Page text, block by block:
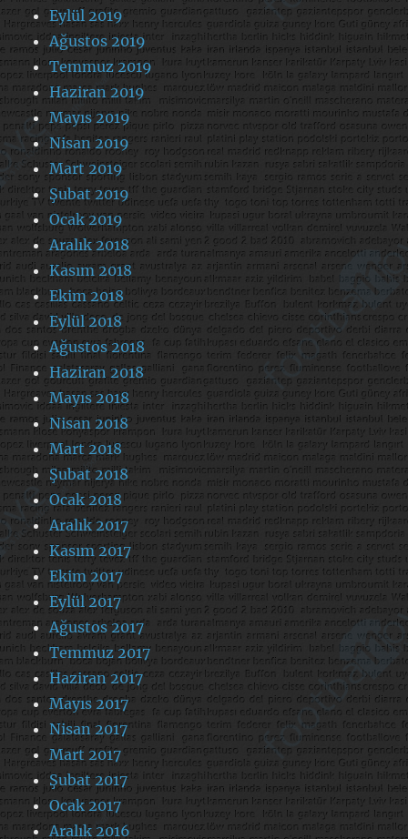
Eylül 2019
Ağustos 2019
Temmuz 2019
Haziran 2019
Mayıs 2019
Nisan 2019
Mart 2019
Şubat 2019
Ocak 2019
Aralık 2018
Kasım 2018
Ekim 2018
Eylül 2018
Ağustos 2018
Haziran 2018
Mayıs 2018
Nisan 2018
Mart 2018
Şubat 2018
Ocak 2018
Aralık 2017
Kasım 2017
Ekim 2017
Eylül 2017
Ağustos 2017
Temmuz 2017
Haziran 2017
Mayıs 2017
Nisan 2017
Mart 2017
Şubat 2017
Ocak 2017
Aralık 2016